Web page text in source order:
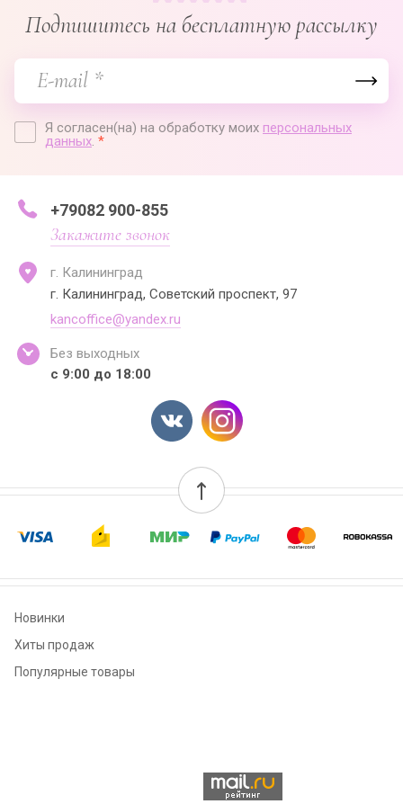
Подпишитесь на бесплатную рассылку
Я согласен(на) на обработку моих персональных
данных. *
+79082 900-855
Закажите звонок
г. Калининград
г. Калининград, Советский проспект, 97
kancoffice@yandex.ru
Без выходных
с 9:00 до 18:00
Новинки
Хиты продаж
Популярные товары